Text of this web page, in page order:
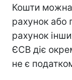
Кошти
рахунок або
рахунок
ЄСВ діє
не є